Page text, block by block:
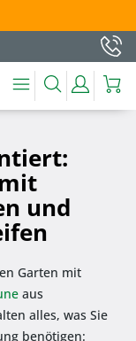
und
Garten mit
aus
alles, was Sie
benötigen: